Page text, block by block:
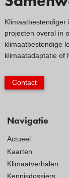
Navigatie
Actueel
Kaarten
Klimaatverhalen
Kennisdossiers
Klimaatbestendiger
projecten overal in
klimaatbestendige
klimaatadaptatie of
Contact